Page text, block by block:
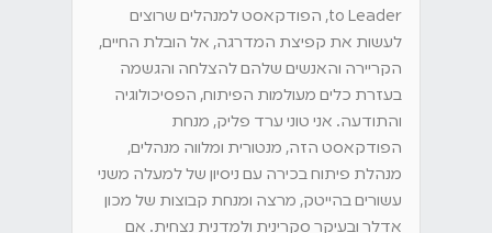
to Leader, הפודקאסט למנהלים שרוצים
לעשות את קפיצת המדרגה, אל הובלת החיים,
הקריירה והאנשים שלהם להצלחה והגשמה
בעזרת כלים מעולמות הפיתוח, הפסיכולוגיה
והתודעה. אני טוני ערד פליק, מנחת
הפודקאסט הזה, מנטורית ומלווה מנהלים,
מנהלת פיתוח בכירה עם ניסיון של למעלה משני
עשורים בהייטק, מרצה ומנחת קבוצות של מכון
אדלר ובעיקר סקרינית ולמדנית נצחית. אם